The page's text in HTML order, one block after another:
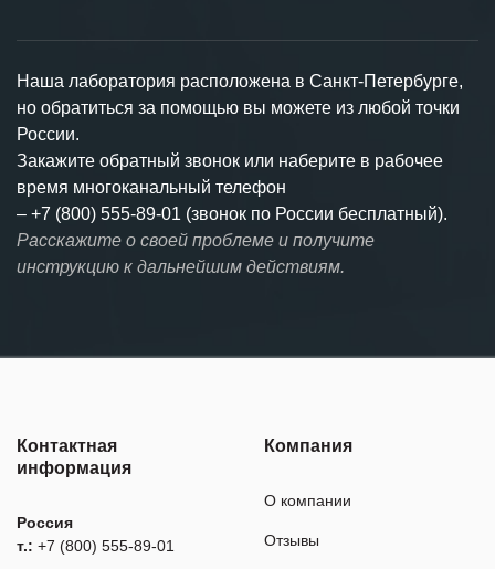
Наша лаборатория расположена в Санкт-Петербурге,
но обратиться за помощью вы можете из любой точки
России.
Закажите обратный звонок или наберите в рабочее
время многоканальный телефон
– +7 (800) 555-89-01 (звонок по России бесплатный).
Расскажите о своей проблеме и получите
инструкцию к дальнейшим действиям.
Контактная
информация
Россия
т.: +7 (800) 555-89-01
Компания
О компании
Отзывы